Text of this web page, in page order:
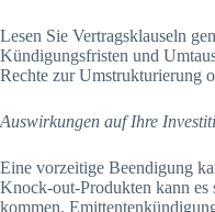
Lesen Sie Vertragsklauseln
Kündigungsfristen und
Rechte zur Umstrukturierung
Auswirkungen auf Ihre
Eine vorzeitige Beendigung
Knock-out-Produkten kann es
kommen.